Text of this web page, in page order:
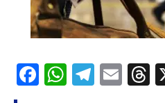
F W T E T